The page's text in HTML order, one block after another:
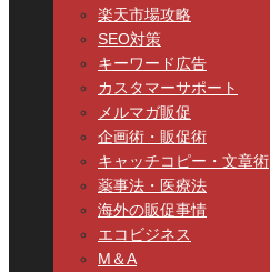
楽天市場攻略
SEO対策
キーワード広告
カスタマーサポート
メルマガ販促
企画術・販促術
キャッチコピー・文章術
薬事法・医療法
海外の販促事情
エコビジネス
M＆A